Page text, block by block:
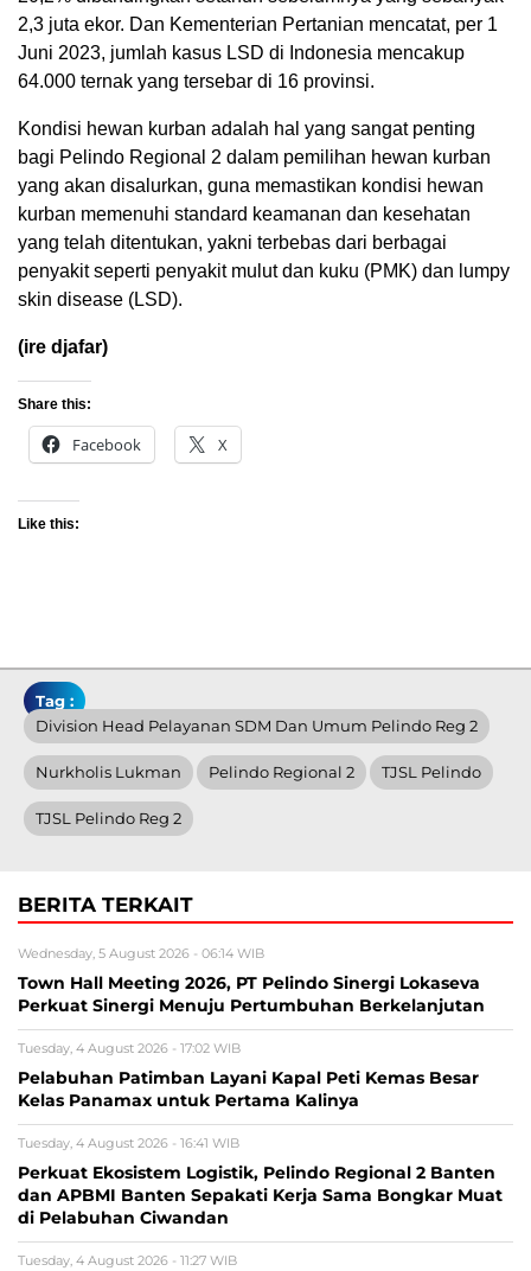
2,3 juta ekor. Dan Kementerian Pertanian mencatat, per 1
Juni 2023, jumlah kasus LSD di Indonesia mencakup
64.000 ternak yang tersebar di 16 provinsi.
Kondisi hewan kurban adalah hal yang sangat penting
bagi Pelindo Regional 2 dalam pemilihan hewan kurban
yang akan disalurkan, guna memastikan kondisi hewan
kurban memenuhi standard keamanan dan kesehatan
yang telah ditentukan, yakni terbebas dari berbagai
penyakit seperti penyakit mulut dan kuku (PMK) dan lumpy
skin disease (LSD).
(ire djafar)
Share this:
Facebook X
Like this:
Tag :
Division Head Pelayanan SDM Dan Umum Pelindo Reg 2
Nurkholis Lukman Pelindo Regional 2 TJSL Pelindo
TJSL Pelindo Reg 2
BERITA TERKAIT
Wednesday, 5 August 2026 - 06:14 WIB
Town Hall Meeting 2026, PT Pelindo Sinergi Lokaseva
Perkuat Sinergi Menuju Pertumbuhan Berkelanjutan
Tuesday, 4 August 2026 - 17:02 WIB
Pelabuhan Patimban Layani Kapal Peti Kemas Besar
Kelas Panamax untuk Pertama Kalinya
Tuesday, 4 August 2026 - 16:41 WIB
Perkuat Ekosistem Logistik, Pelindo Regional 2 Banten
dan APBMI Banten Sepakati Kerja Sama Bongkar Muat
di Pelabuhan Ciwandan
Tuesday, 4 August 2026 - 11:27 WIB